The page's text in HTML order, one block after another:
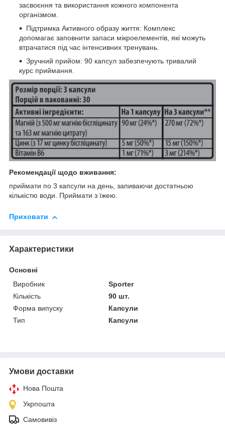
засвоєння та використання кожного компонента
організмом.
Підтримка Активного образу життя: Комплекс
допомагає заповнити запаси мікроелементів, які можуть
втрачатися під час інтенсивних тренувань.
Зручний прийом: 90 капсул забезпечують тривалий
курс приймання.
Рекомендації щодо вживання:
приймати по 3 капсули на день, запиваючи достатньою
кількістю води. Приймати з їжею.
Приховати
Характеристики
Основні
Виробник
Sporter
Кількість
90 шт.
Форма випуску
Капсули
Тип
Капсули
Умови доставки
Нова Пошта
Укрпошта
Самовивіз